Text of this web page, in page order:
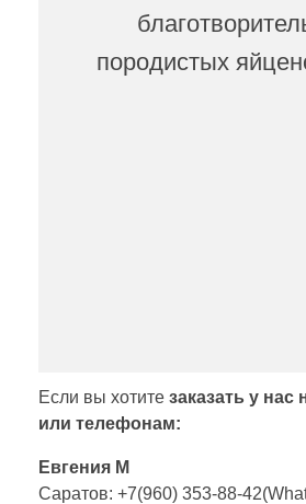
породистых
Если вы хотите заказать у нас
или телефонам:
Евгения М
Саратов: +7(960) 353-88-